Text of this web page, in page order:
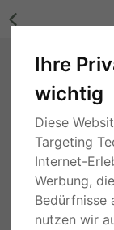
Ihre
wichtig
Diese
Targeting
Internet-
Werbung,
Bedürfnisse
nutzen wir
Hitorikko,
Hessen , vor 1 Jahr